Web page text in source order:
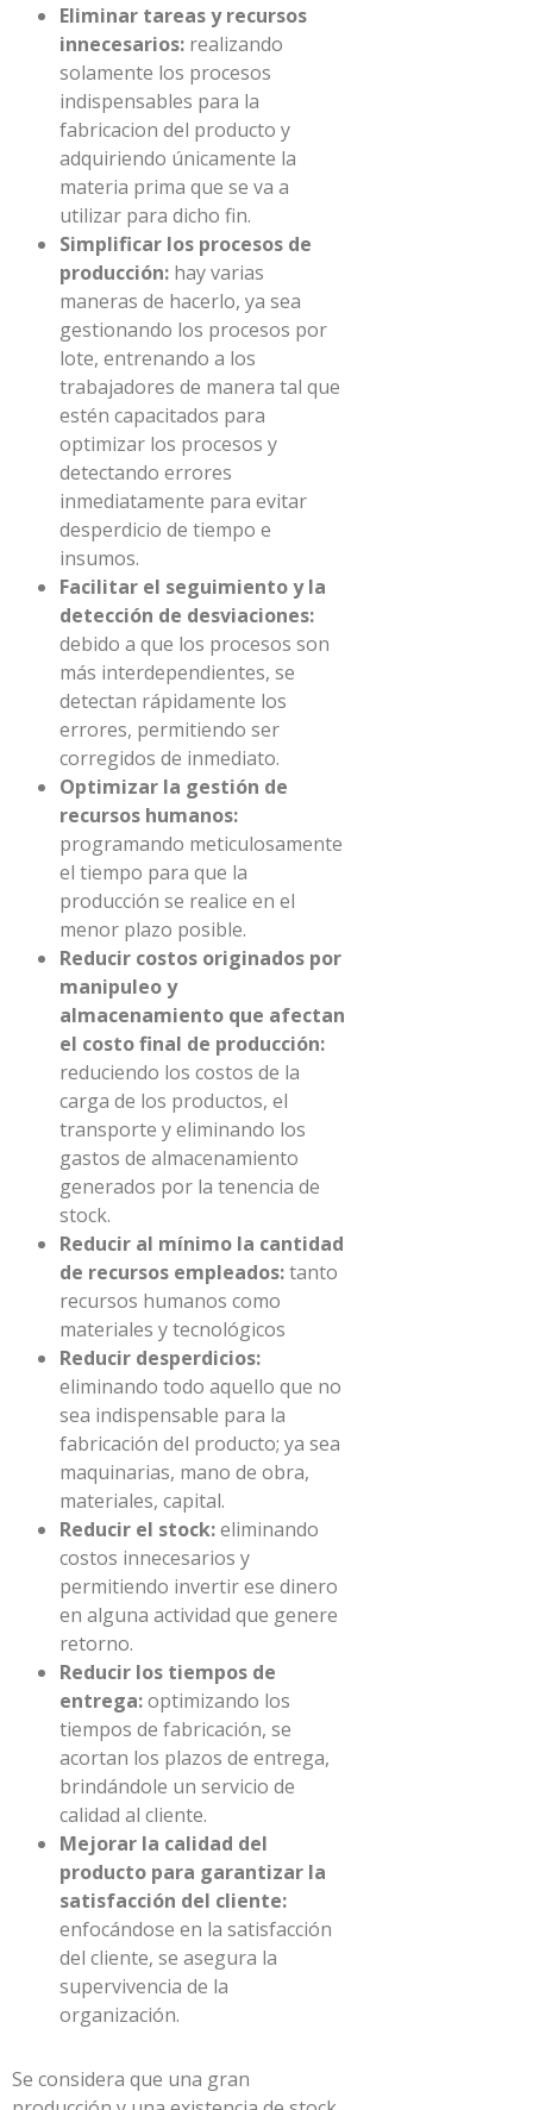
Eliminar tareas y recursos
innecesarios: realizando
solamente los procesos
indispensables para la
fabricacion del producto y
adquiriendo únicamente la
materia prima que se va a
utilizar para dicho fin.
Simplificar los procesos de
producción: hay varias
maneras de hacerlo, ya sea
gestionando los procesos por
lote, entrenando a los
trabajadores de manera tal que
estén capacitados para
optimizar los procesos y
detectando errores
inmediatamente para evitar
desperdicio de tiempo e
insumos.
Facilitar el seguimiento y la
detección de desviaciones:
debido a que los procesos son
más interdependientes, se
detectan rápidamente los
errores, permitiendo ser
corregidos de inmediato.
Optimizar la gestión de
recursos humanos:
programando meticulosamente
el tiempo para que la
producción se realice en el
menor plazo posible.
Reducir costos originados por
manipuleo y
almacenamiento que afectan
el costo final de producción:
reduciendo los costos de la
carga de los productos, el
transporte y eliminando los
gastos de almacenamiento
generados por la tenencia de
stock.
Reducir al mínimo la cantidad
de recursos empleados:tanto
recursos humanos como
materiales y tecnológicos
Reducir desperdicios:
eliminando todo aquello que no
sea indispensable para la
fabricación del producto; ya sea
maquinarias, mano de obra,
materiales, capital.
Reducir el stock:eliminando
costos innecesarios y
permitiendo invertir ese dinero
en alguna actividad que genere
retorno.
Reducir los tiempos de
entrega:optimizando los
tiempos de fabricación, se
acortan los plazos de entrega,
brindándole un servicio de
calidad al cliente.
Mejorar la calidad del
producto para garantizar la
satisfacción del cliente:
enfocándose en la satisfacción
del cliente, se asegura la
supervivencia de la
organización.
Se considera que una gran